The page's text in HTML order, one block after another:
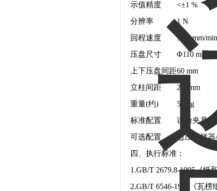
示值精度
<±1 %
分辨率
1 N
回程速度
50.0 mm/min
压盘尺寸
Φ110 mm
上下压盘间距60 mm
立柱间距
250mm
重量(约)
50 kg
标准配置
试验夹具一
可选配置
边压取样
四
执行标准：
1.GB/T 2679.8-1995《纸
2.GB/T 6546-1998《瓦